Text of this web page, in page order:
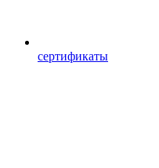
сертификаты